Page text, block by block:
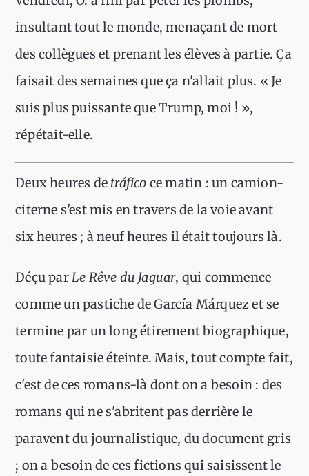
insultant tout le monde, menaçant de mort
des collègues et prenant les élèves à partie. Ça
faisait des semaines que ça n'allait plus. « Je
suis plus puissante que Trump, moi ! »,
répétait-elle.
Deux heures de tráfico ce matin : un camion-
citerne s'est mis en travers de la voie avant
six heures ; à neuf heures il était toujours là.
Déçu parLe Rêve du Jaguar, qui commence
comme un pastiche de García Márquez et se
termine par un long étirement biographique,
toute fantaisie éteinte. Mais, tout compte fait,
c'est de ces romans-là dont on a besoin : des
romans qui ne s'abritent pas derrière le
paravent du journalistique, du document gris
; on a besoin de ces fictions qui saisissent le